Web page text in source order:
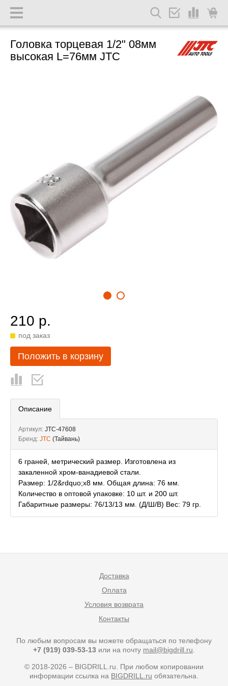
Головка торцевая 1/2" 08мм
высокая L=76мм JTC
210 р.
под заказ
Положить в корзину
Описание
Артикул: JTC-47608
Бренд: JTC (Тайвань)
6 граней, метрический размер. Изготовлена из
закаленной хром-ванадиевой стали.
Размер: 1/2&rdquo;х8 мм. Общая длина: 76 мм.
Количество в оптовой упаковке: 10 шт. и 200 шт.
Габаритные размеры: 76/13/13 мм. (Д/Ш/В) Вес: 79 гр.
Доставка
Оплата
Условия возврата
Контакты
По любым вопросам вы можете обращаться по телефону
+7 (919) 039-53-13 или на почту mail@bigdrill.ru
© 2018-2026 – BIGDRILL.ru. При любом копировании
информации ссылка на BIGDRILL.ru обязательна.